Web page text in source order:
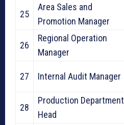
25
Area Sales and
Promotion Manager
26
Regional Operation
Manager
27 Internal Audit Manager
28
Production Department
Head